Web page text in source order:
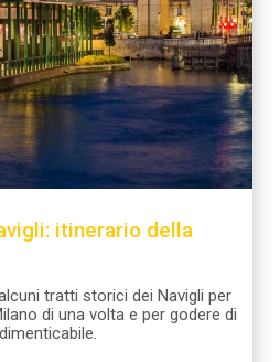
itinerario della
tratti storici dei Navigli per
di una volta e per godere di